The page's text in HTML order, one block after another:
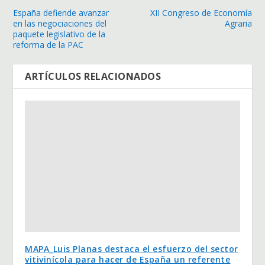
España defiende avanzar
en las negociaciones del
paquete legislativo de la
reforma de la PAC
XII Congreso de Economía
Agraria
ARTÍCULOS RELACIONADOS
MAPA_Luis Planas destaca el esfuerzo del sector
vitivinícola para hacer de España un referente